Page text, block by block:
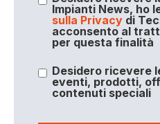
Impianti News, ho
sulla Privacydi
acconsento al
per questa finalità
Desidero ricevere
eventi, prodotti,
contenuti speciali